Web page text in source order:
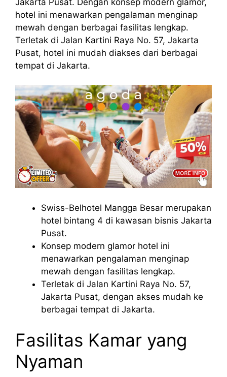
hotel ini menawarkan pengalaman menginap
mewah dengan berbagai fasilitas lengkap.
Terletak di Jalan Kartini Raya No. 57, Jakarta
Pusat, hotel ini mudah diakses dari berbagai
tempat di Jakarta.
Swiss-Belhotel Mangga Besar merupakan
hotel bintang 4 di kawasan bisnis Jakarta
Pusat.
Konsep modern glamor hotel ini
menawarkan pengalaman menginap
mewah dengan fasilitas lengkap.
Terletak di Jalan Kartini Raya No. 57,
Jakarta Pusat, dengan akses mudah ke
berbagai tempat di Jakarta.
Fasilitas Kamar yang
Nyaman